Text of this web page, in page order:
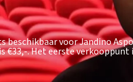
voor Jandino
€33,-. Het eerste